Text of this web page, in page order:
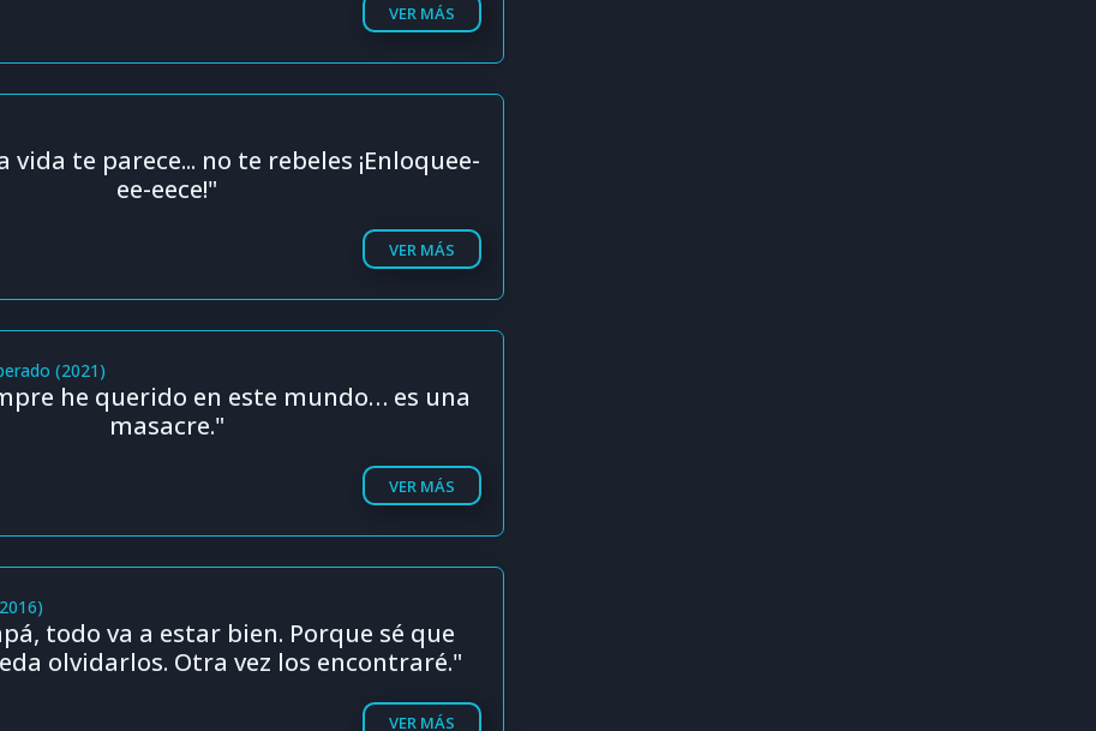
VER MÁS
vida te parece... no te rebeles ¡Enloquee-
ee-eece!"
VER MÁS
(2021)
he querido en este mundo… es una
masacre."
VER MÁS
todo va a estar bien. Porque sé que
olvidarlos. Otra vez los encontraré."
VER MÁS